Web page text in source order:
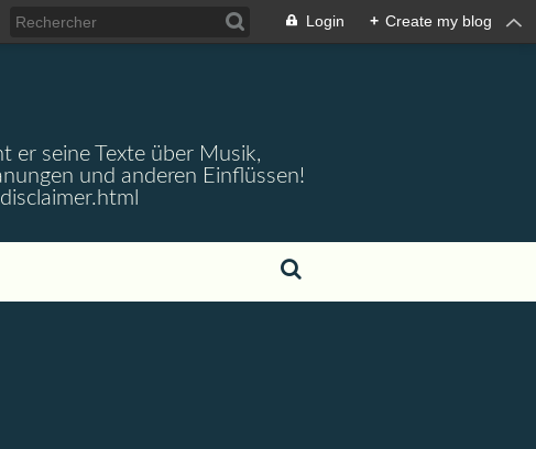
Login + Create my blog
seine Texte über Musik,
und anderen Einflüssen!